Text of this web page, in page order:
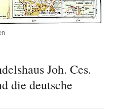
Joh. Ces.
die deutsche